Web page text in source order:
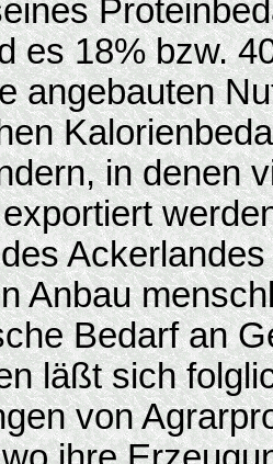
es 18% bzw.
angebauten
in denen
Anbau
Bedarf an
läßt sich
von